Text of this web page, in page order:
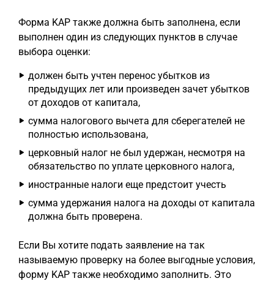
Форма KAP также должна быть заполнена, если
выполнен один из следующих пунктов в случае
выбора оценки:
должен быть учтен перенос убытков из
предыдущих лет или произведен зачет убытков
от доходов от капитала,
сумма налогового вычета для сберегателей не
полностью использована,
церковный налог не был удержан, несмотря на
обязательство по уплате церковного налога,
иностранные налоги еще предстоит учесть
сумма удержания налога на доходы от капитала
должна быть проверена.
Если Вы хотите подать заявление на так
называемую проверку на более выгодные условия,
форму KAP также необходимо заполнить. Это